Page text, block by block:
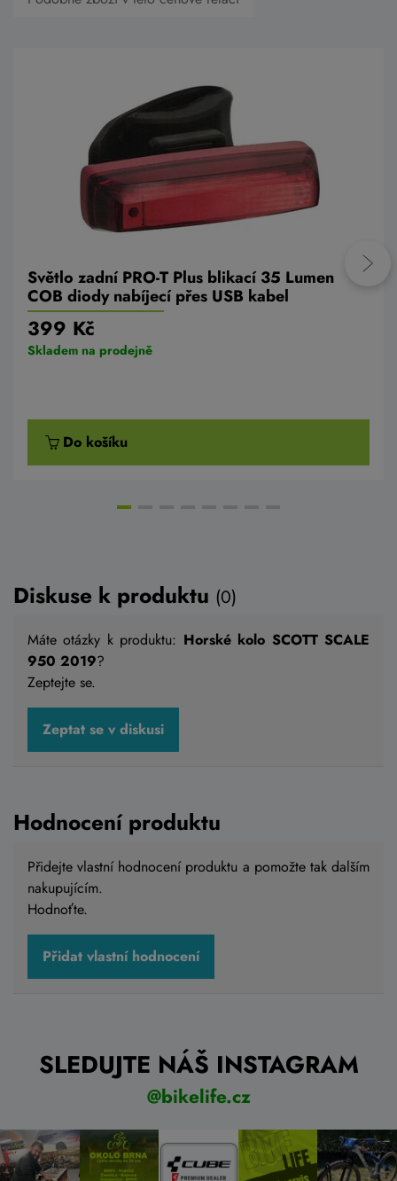
Světlo zadní PRO-T Plus blikací 35 Lumen
COB diody nabíjecí přes USB kabel
399 Kč
Skladem na prodejně
Do košíku
Horské kolo ORBEA ALMA H20 Espace
Green - Ivory White 2026
S,M,L,XL
Diskuse k produktu (0)
Máte otázky k produktu: Horské kolo SCOTT SCALE
950 2019?
Zeptejte se.
Zeptat se v diskusi
Hodnocení produktu
Přidejte vlastní hodnocení produktu a pomožte tak dalším
nakupujícím.
Hodnoťte.
Přidat vlastní hodnocení
SLEDUJTE NÁŠ INSTAGRAM
@bikelife.cz